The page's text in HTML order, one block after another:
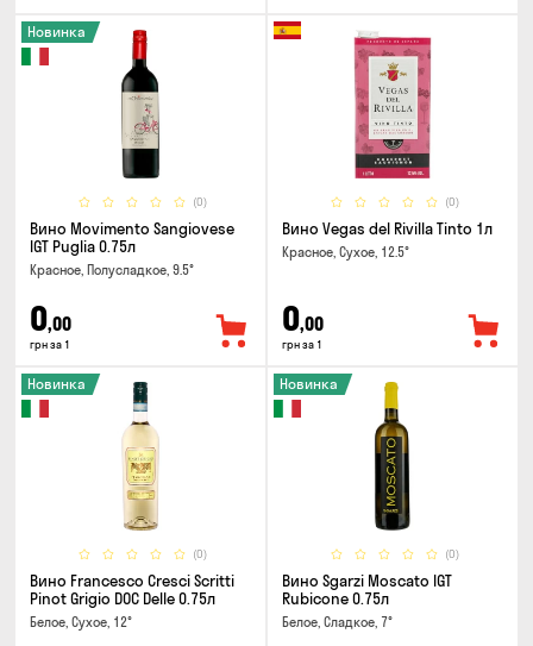
(0)
Новинка
Вино Movimento Sangiovese
IGT Puglia 0.75л
Красное, Полусладкое, 9.5°
0,00
грн за 1
(0)
Вино Vegas del Rivilla Tinto 1л
Красное, Сухое, 12.5°
0,00
грн за 1
(0)
Новинка
Вино Francesco Cresci Scritti
Pinot Grigio DOC Delle 0.75л
Белое, Сухое, 12°
(0)
Новинка
Вино Sgarzi Moscato IGT
Rubicone 0.75л
Белое, Сладкое, 7°